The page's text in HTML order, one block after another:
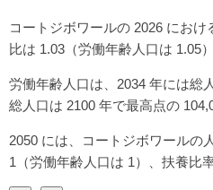
コートジボワールの 2026 にお
比は 1.03（労働年齢人口は 1.05
労働年齢人口は、2034 年には総
総人口は 2100 年で最高点の
2050 には、コートジボワールの
1（労働年齢人口は 1）、扶養比